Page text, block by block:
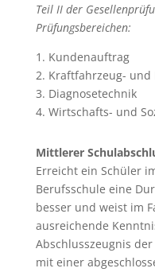
Teil II der
Prüfungsbereichen:
1. Kundenauftrag
2. Kraftfahrzeug-
3. Diagnosetechnik
4. Wirtschafts- und
Mittlerer
Erreicht ein Schüler
Berufsschule eine
besser und weist im
ausreichende
Abschlusszeugnis
mit einer